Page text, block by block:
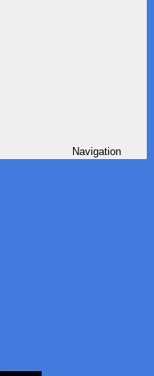
Navigation